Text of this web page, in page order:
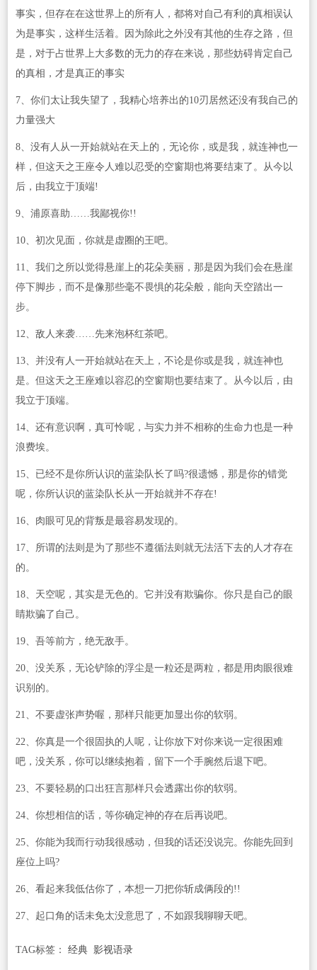
事实，但存在在这世界上的所有人，都将对自己有利的真相误认
为是事实，这样生活着。因为除此之外没有其他的生存之路，但
是，对于占世界上大多数的无力的存在来说，那些妨碍肯定自己
的真相，才是真正的事实
7、你们太让我失望了，我精心培养出的10刃居然还没有我自己的
力量强大
8、没有人从一开始就站在天上的，无论你，或是我，就连神也一
样，但这天之王座令人难以忍受的空窗期也将要结束了。从今以
后，由我立于顶端!
9、浦原喜助……我鄙视你!!
10、初次见面，你就是虚圈的王吧。
11、我们之所以觉得悬崖上的花朵美丽，那是因为我们会在悬崖
停下脚步，而不是像那些毫不畏惧的花朵般，能向天空踏出一
步。
12、敌人来袭……先来泡杯红茶吧。
13、并没有人一开始就站在天上，不论是你或是我，就连神也
是。但这天之王座难以容忍的空窗期也要结束了。从今以后，由
我立于顶端。
14、还有意识啊，真可怜呢，与实力并不相称的生命力也是一种
浪费埃。
15、已经不是你所认识的蓝染队长了吗?很遗憾，那是你的错觉
呢，你所认识的蓝染队长从一开始就并不存在!
16、肉眼可见的背叛是最容易发现的。
17、所谓的法则是为了那些不遵循法则就无法活下去的人才存在
的。
18、天空呢，其实是无色的。它并没有欺骗你。你只是自己的眼
睛欺骗了自己。
19、吾等前方，绝无敌手。
20、没关系，无论铲除的浮尘是一粒还是两粒，都是用肉眼很难
识别的。
21、不要虚张声势喔，那样只能更加显出你的软弱。
22、你真是一个很固执的人呢，让你放下对你来说一定很困难
吧，没关系，你可以继续抱着，留下一个手腕然后退下吧。
23、不要轻易的口出狂言那样只会透露出你的软弱。
24、你想相信的话，等你确定神的存在后再说吧。
25、你能为我而行动我很感动，但我的话还没说完。你能先回到
座位上吗?
26、看起来我低估你了，本想一刀把你斩成俩段的!!
27、起口角的话未免太没意思了，不如跟我聊聊天吧。
TAG标签： 经典 影视语录